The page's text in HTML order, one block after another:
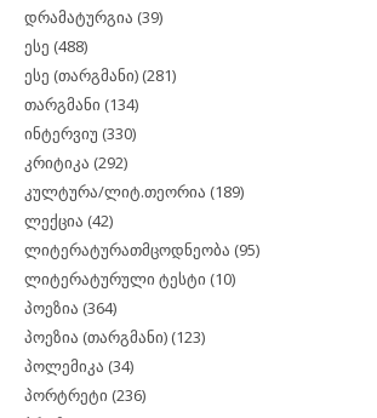
დრამატურგია (39)
ესე (488)
ესე (თარგმანი) (281)
თარგმანი (134)
ინტერვიუ (330)
კრიტიკა (292)
კულტურა/ლიტ.თეორია (189)
ლექცია (42)
ლიტერატურათმცოდნეობა (95)
ლიტერატურული ტესტი (10)
პოეზია (364)
პოეზია (თარგმანი) (123)
პოლემიკა (34)
პორტრეტი (236)